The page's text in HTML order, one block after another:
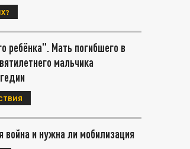
ребёнка". Мать погибшего в
мальчика
война и нужна ли мобилизация